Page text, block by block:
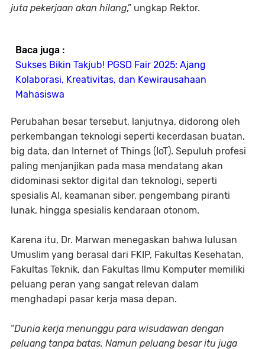
juta pekerjaan akan hilang,” ungkap Rektor.
Baca juga :
Sukses Bikin Takjub! PGSD Fair 2025: Ajang
Kolaborasi, Kreativitas, dan Kewirausahaan
Mahasiswa
Perubahan besar tersebut, lanjutnya, didorong oleh
perkembangan teknologi seperti kecerdasan buatan,
big data, dan Internet of Things (IoT). Sepuluh profesi
paling menjanjikan pada masa mendatang akan
didominasi sektor digital dan teknologi, seperti
spesialis AI, keamanan siber, pengembang piranti
lunak, hingga spesialis kendaraan otonom.
Karena itu, Dr. Marwan menegaskan bahwa lulusan
Umuslim yang berasal dari FKIP, Fakultas Kesehatan,
Fakultas Teknik, dan Fakultas Ilmu Komputer memiliki
peluang peran yang sangat relevan dalam
menghadapi pasar kerja masa depan.
“Dunia kerja menunggu para wisudawan dengan
peluang tanpa batas. Namun peluang besar itu juga